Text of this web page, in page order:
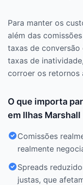
Para manter os
além das
taxas de
taxas de
corroer os retornos
O que importa
em Ilhas Marshall
Comissões
realmente
Spreads
justas, que